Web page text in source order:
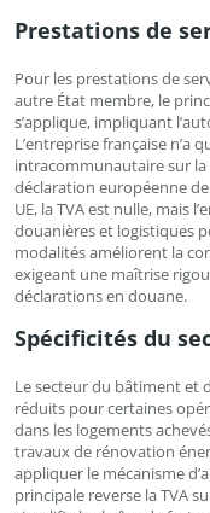
Prestations de
Pour les prestations de
autre État membre, le
s’applique, impliquant
L’entreprise française n’a
intracommunautaire sur
déclaration européenne
UE, la TVA est nulle, mais
douanières et logistiques
modalités améliorent la
exigeant une maîtrise
déclarations en douane.
Spécificités du
Le secteur du bâtiment et
réduits pour certaines
dans les logements
travaux de rénovation
appliquer le mécanisme
principale reverse la TVA